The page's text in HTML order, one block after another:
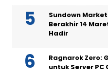
Sundown
Berakhir 14
Hadir
Ragnarok Zero:
untuk Server